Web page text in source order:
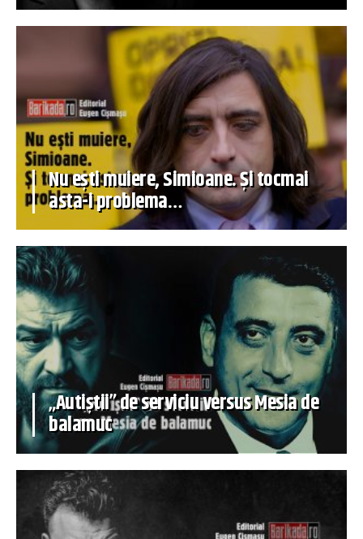
Nu ești muiere, Simioane. Și tocmai
asta-i problema…
„Autiștii” de serviciu versus Mesia de
balamuc